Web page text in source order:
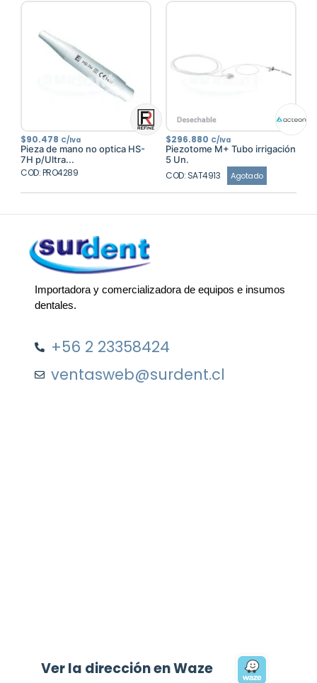
$90.478 C/Iva
Pieza de mano no optica HS-
7H p/Ultra...
COD: PRO4289
$296.880 C/Iva
Piezotome M+ Tubo irrigación
5 Un.
COD: SAT4913 Agotado
Importadora y comercializadora de equipos e insumos
dentales.
+56 2 23358424
ventasweb@surdent.cl
Ver la dirección en Waze